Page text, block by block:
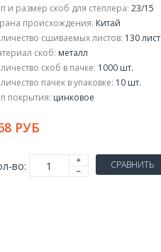
и размер скоб для степлера: 23/15
происхождения: Китай
сшиваемых листов: 130 лист
скоб: металл
скоб в пачке: 1000 шт.
пачек в упаковке: 10 шт.
покрытия: цинковое
РУБ
во: СРАВНИТЬ